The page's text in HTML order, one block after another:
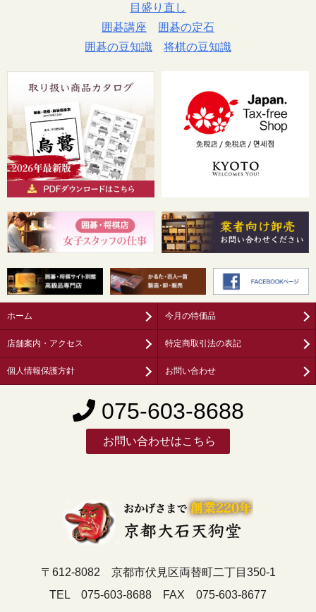
目盛り直し
囲碁講座
囲碁の定石
囲碁の豆知識
将棋の豆知識
ホーム 今月の特価品
店舗案内・アクセス 特定商取引法の表記
個人情報保護方針 お問い合わせ
075-603-8688
お問い合わせはこちら
〒612-8082 京都市伏見区両替町二丁目350-1
TEL 075-603-8688 FAX 075-603-8677